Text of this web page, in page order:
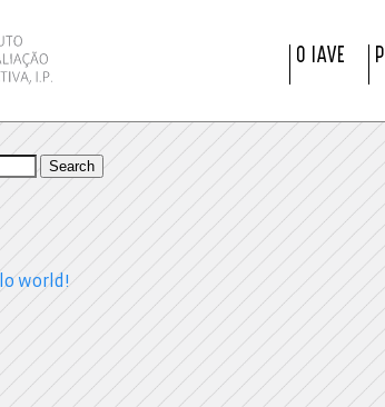
O IAVE
Search
world!